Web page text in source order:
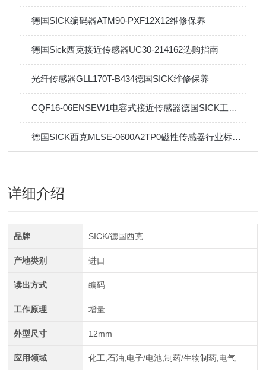
德国SICK编码器ATM90-PXF12X12维修保养
德国Sick西克接近传感器UC30-214162选购指南
光纤传感器GLL170T-B434德国SICK维修保养
CQF16-06ENSEW1电容式接近传感器德国SICK工作原理
德国SICK西克MLSE-0600A2TP0磁性传感器行业标准及应用
详细介绍
品牌 SICK/德国西克
产地类别 进口
读出方式 编码
工作原理 增量
外型尺寸 12mm
应用领域 化工,石油,电子/电池,制药/生物制药,电气